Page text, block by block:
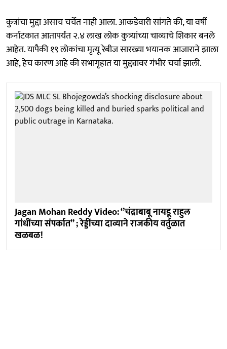
कुत्रांचा मुद्दा असाच चर्चेत नाही आला. आकडेवारी सांगते की, या वर्षी
कर्नाटकात आतापर्यंत २.४ लाख लोक कुत्र्यांच्या चाव्याचे शिकार बनले
आहेत. यापैकी १९ लोकांचा मृत्यू रेबीज सारख्या भयानक आजाराने झाला
आहे, हेच कारण आहे की सभागृहात या मुद्द्यावर गंभीर चर्चा झाली.
Jagan Mohan Reddy Video: ‘’चंद्राबाबू नायडू राहुल
गांधींच्या संपर्कात’’ ; रेड्डींच्या दाव्याने राजकीय वर्तुळात
खळबळ!